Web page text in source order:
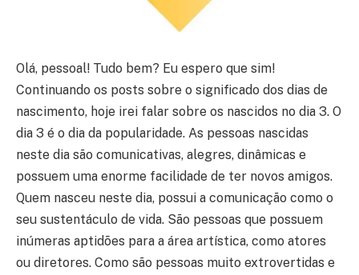
Olá, pessoal! Tudo bem? Eu espero que sim!
Continuando os posts sobre o significado dos dias de
nascimento, hoje irei falar sobre os nascidos no dia 3. O
dia 3 é o dia da popularidade. As pessoas nascidas
neste dia são comunicativas, alegres, dinâmicas e
possuem uma enorme facilidade de ter novos amigos.
Quem nasceu neste dia, possui a comunicação como o
seu sustentáculo de vida. São pessoas que possuem
inúmeras aptidões para a área artística, como atores
ou diretores. Como são pessoas muito extrovertidas e